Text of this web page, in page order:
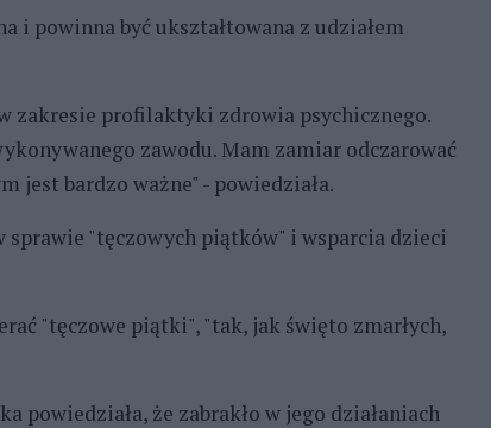
i powinna być ukształtowana z udziałem
zakresie profilaktyki zdrowia psychicznego.
zawodu. Mam zamiar odczarować
jest bardzo ważne" - powiedziała.
sprawie "tęczowych piątków" i wsparcia dzieci
"tęczowe piątki", "tak, jak święto zmarłych,
powiedziała, że zabrakło w jego działaniach